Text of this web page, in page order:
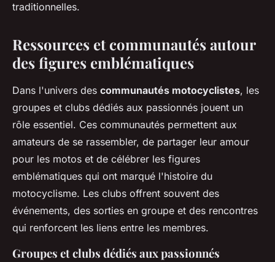
traditionnelles.
Ressources et communautés autour
des figures emblématiques
Dans l'univers des communautés motocyclistes, les
groupes et clubs dédiés aux passionnés jouent un
rôle essentiel. Ces communautés permettent aux
amateurs de se rassembler, de partager leur amour
pour les motos et de célébrer les figures
emblématiques qui ont marqué l'histoire du
motocyclisme. Les clubs offrent souvent des
événements, des sorties en groupe et des rencontres
qui renforcent les liens entre les membres.
Groupes et clubs dédiés aux passionnés